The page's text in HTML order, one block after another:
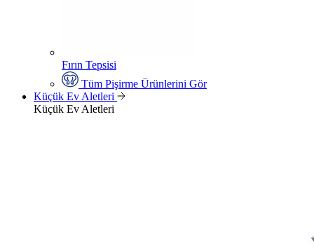
Fırın Tepsisi
Tüm Pişirme Ürünlerini Gör
Küçük Ev Aletleri
Küçük Ev Aletleri